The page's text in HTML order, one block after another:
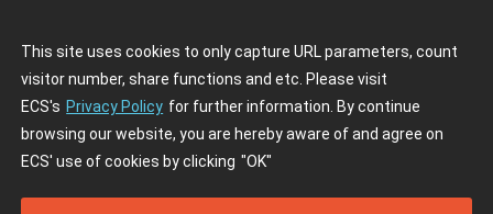
This site uses cookies to only capture URL parameters, count
visitor number, share functions and etc. Please visit
ECS's Privacy Policy for further information. By continue
browsing our website, you are hereby aware of and agree on
ECS' use of cookies by clicking "OK"